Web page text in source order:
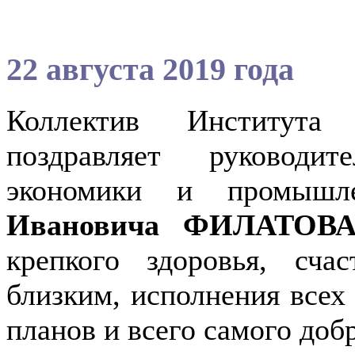
22 августа 2019 года
Коллектив
поздравляет
экономики и
Ивановича
крепкого здоровья,
близким, исполнения
планов и всего самого